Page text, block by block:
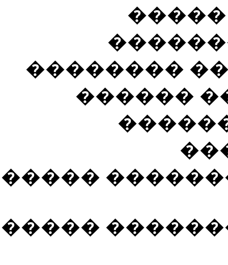
�����
��������
������
�����
�����